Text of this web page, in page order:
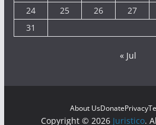
24
25 26 27
31
« Jul
About UsDonatePrivacy
Copyright © 2026 Juristico.